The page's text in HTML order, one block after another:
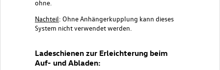
ohne.
Nachteil: Ohne Anhängerkupplung kann dieses
System nicht verwendet werden.
Ladeschienen zur Erleichterung beim
Auf- und Abladen: